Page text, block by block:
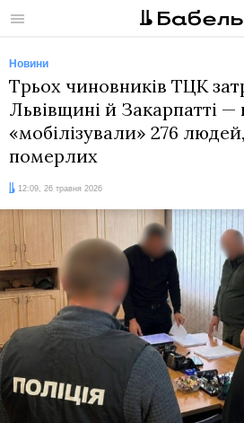
Меню
Новини
Трьох чиновників ТЦК
Львівщині й Закарпатті
«мобілізували» 276
померлих
Дата:12:09, 26 травня 2026